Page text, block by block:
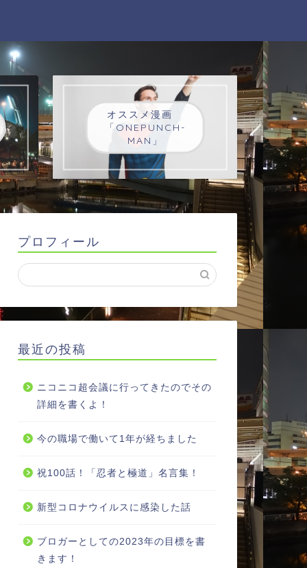
オススメ漫画
「ONEPUNCH-
MAN」
プロフィール
最近の投稿
ニコニコ超会議に行ってきたのでその
詳細を書くよ！
今の職場で働いて1年が経ちました
祝100話！「忍者と極道」名言集！
新型コロナウイルスに感染した話
ブロガーとしての2023年の目標を書
きます！